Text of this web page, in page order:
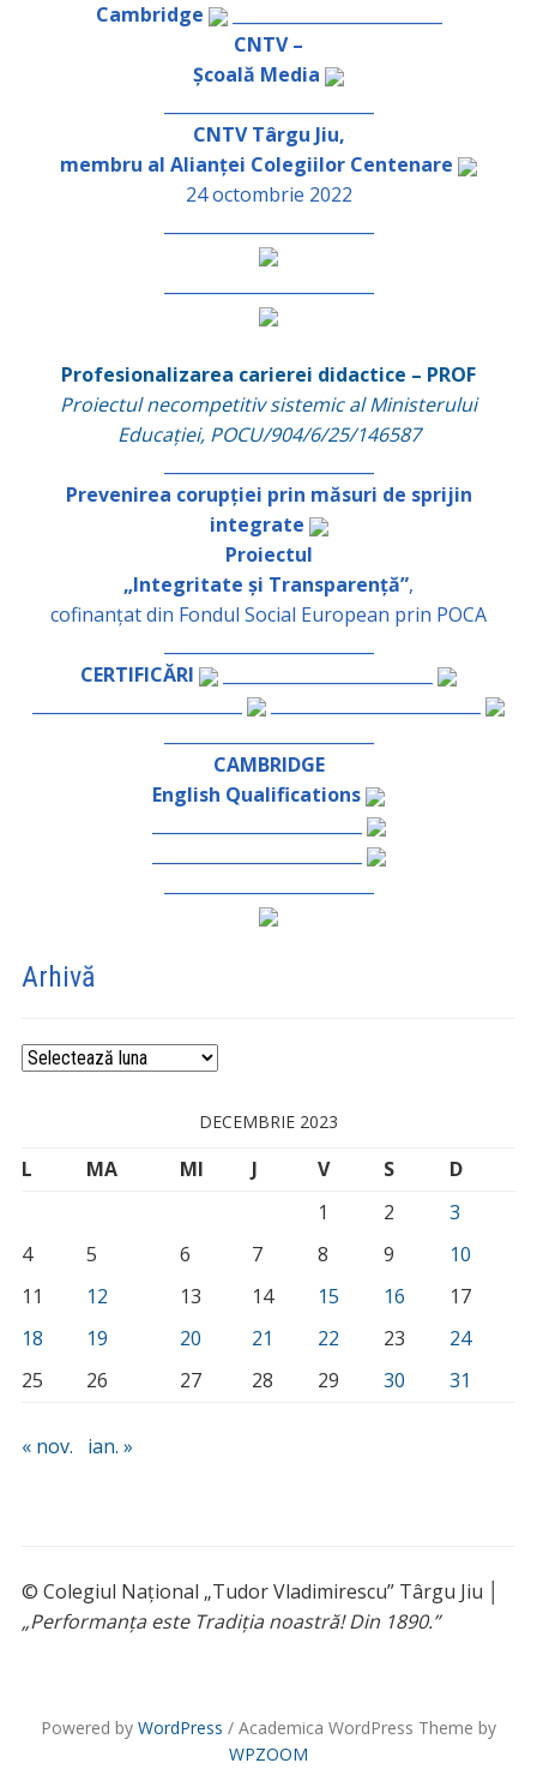
Cambridge
_________________________
CNTV –
Școală Media
CNTV Târgu Jiu,
membru al Alianței Colegiilor Centenare
24 octombrie 2022
Profesionalizarea carierei didactice – PROF
Proiectul necompetitiv sistemic al Ministerului
Educației, POCU/904/6/25/146587
Prevenirea corupției prin măsuri de sprijin
integrate
Proiectul
„Integritate și Transparență”,
cofinanțat din Fondul Social European prin POCA
CERTIFICĂRI
CAMBRIDGE
English Qualifications
Arhivă
Arhivă
DECEMBRIE 2023
L MA MI J V S
D
1
2
3
4
5 6 7 8 9
10
11
12 13 14 15 16
17
18
19 20 21 22 23
24
25
26 27 28 29 30 31
« nov. ian. »
© Colegiul Național „Tudor Vladimirescu” Târgu Jiu │
„Performanța este Tradiția noastră! Din 1890.”
Powered by WordPress / Academica WordPress Theme by
WPZOOM